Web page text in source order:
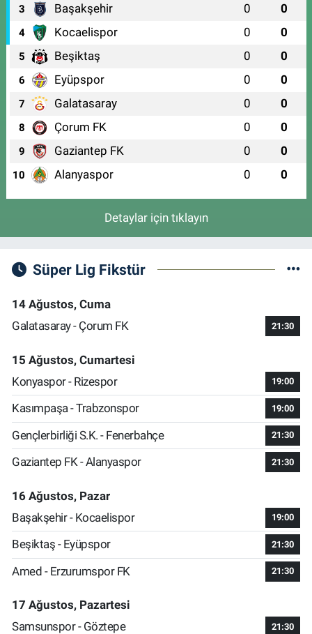
3 Başakşehir 0 0
4 Kocaelispor 0 0
5 Beşiktaş 0 0
6 Eyüpspor 0 0
7 Galatasaray 0 0
8 Çorum FK 0 0
9 Gaziantep FK 0 0
10 Alanyaspor 0 0
Detaylar için tıklayın
Süper Lig Fikstür
14 Ağustos, Cuma
Galatasaray - Çorum FK
21:30
15 Ağustos, Cumartesi
Konyaspor - Rizespor
19:00
Kasımpaşa - Trabzonspor 19:00
Gençlerbirliği S.K. - Fenerbahçe 21:30
Gaziantep FK - Alanyaspor 21:30
16 Ağustos, Pazar
Başakşehir - Kocaelispor
19:00
Beşiktaş - Eyüpspor 21:30
Amed - Erzurumspor FK 21:30
17 Ağustos, Pazartesi
Samsunspor - Göztepe
21:30